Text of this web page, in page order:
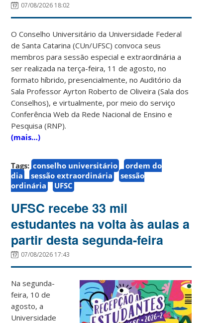
07/08/2026 18:02
O Conselho Universitário da Universidade Federal
de Santa Catarina (CUn/UFSC) convoca seus
membros para sessão especial e extraordinária a
ser realizada na terça-feira, 11 de agosto, no
formato híbrido, presencialmente, no Auditório da
Sala Professor Ayrton Roberto de Oliveira (Sala dos
Conselhos), e virtualmente, por meio do serviço
Conferência Web da Rede Nacional de Ensino e
Pesquisa (RNP).
(mais…)
Tags: conselho universitário
ordem do
dia
sessão extraordinária
sessão
ordinária
UFSC
UFSC recebe 33 mil
estudantes na volta às aulas a
partir desta segunda-feira
07/08/2026 17:43
Na segunda-
feira, 10 de
agosto, a
Universidade